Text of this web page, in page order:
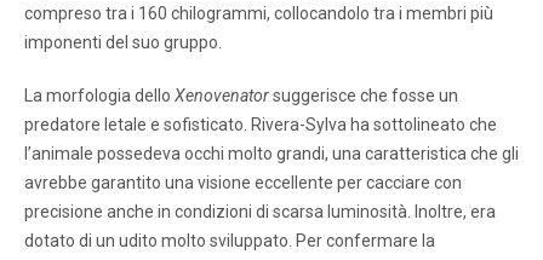
compreso tra i 160 chilogrammi, collocandolo tra i membri più
imponenti del suo gruppo.
La morfologia dello Xenovenatorsuggerisce che fosse un
predatore letale e sofisticato. Rivera-Sylva ha sottolineato che
l’animale possedeva occhi molto grandi, una caratteristica che gli
avrebbe garantito una visione eccellente per cacciare con
precisione anche in condizioni di scarsa luminosità. Inoltre, era
dotato di un udito molto sviluppato. Per confermare la